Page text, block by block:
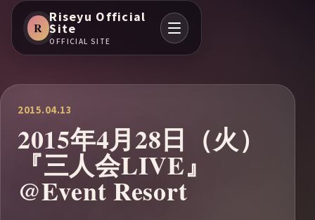
R
Riseyu Official
Site
OFFICIAL SITE
2015.04.13
2015年4月28日（火）
『三人会LIVE』
@Event Resort